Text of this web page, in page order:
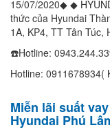
15/07/2020◆ ◆
thức của Hyundai
1A, KP4, TT Tân Túc,
☎️Hotline:
Hotline: 0911678934(
Miễn lãi suất
Hyundai Phú